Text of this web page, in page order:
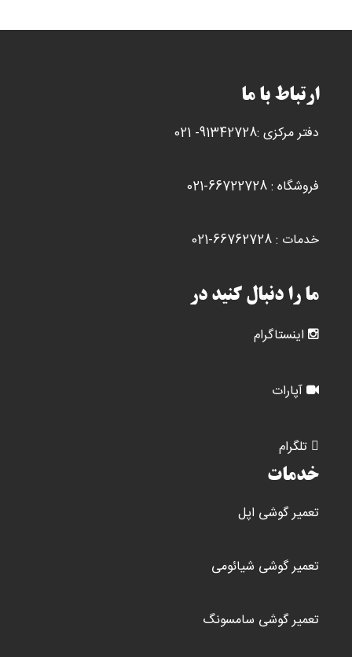
ارتباط با ما
دفتر مرکزی :91342728- 021
فروشگاه : 66722728-021
خدمات : 66762728-021
ما را دنبال کنید در
اینستاگرام
آپارات
تلگرام
خدمات
تعمیر گوشی اپل
تعمیر گوشی شیائومی
تعمیر گوشی سامسونگ